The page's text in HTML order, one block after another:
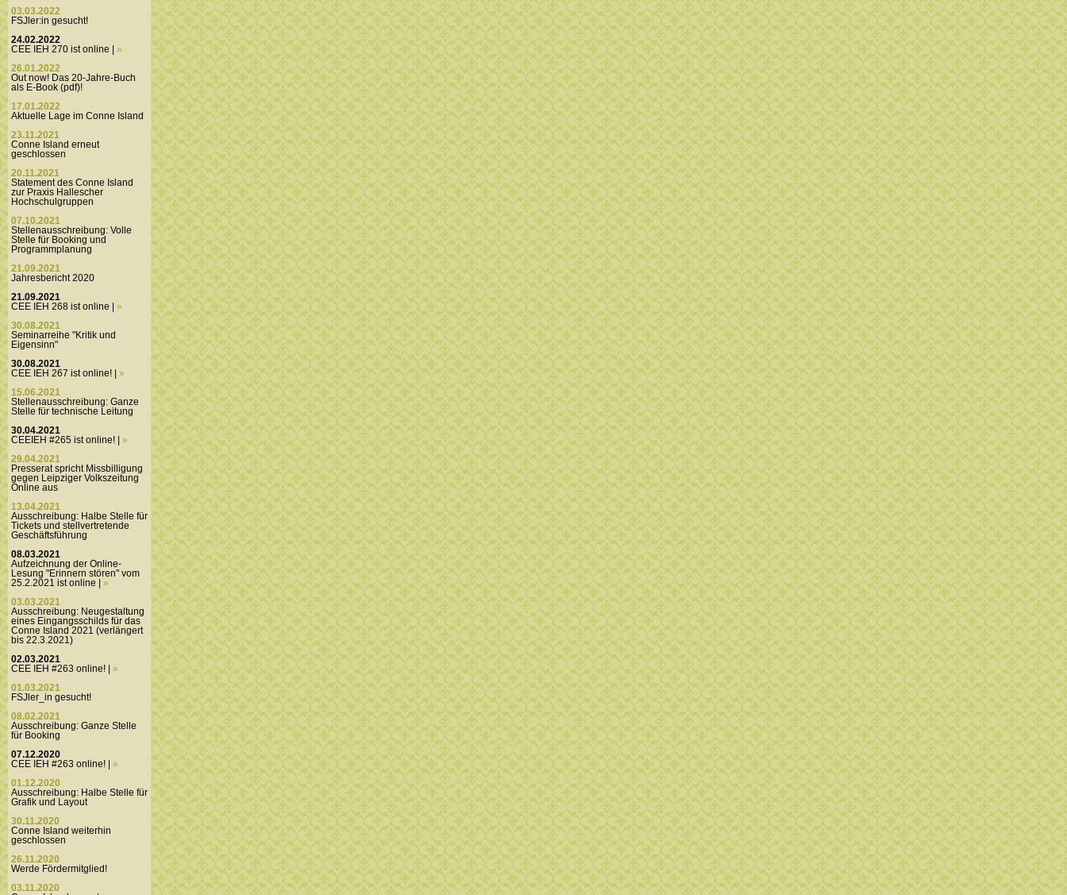
03.03.2022
FSJler:in gesucht!
24.02.2022
CEE IEH 270 ist online | »
26.01.2022
Out now! Das 20-Jahre-Buch
als E-Book (pdf)!
17.01.2022
Aktuelle Lage im Conne Island
23.11.2021
Conne Island erneut
geschlossen
20.11.2021
Statement des Conne Island
zur Praxis Hallescher
Hochschulgruppen
07.10.2021
Stellenausschreibung: Volle
Stelle für Booking und
Programmplanung
21.09.2021
Jahresbericht 2020
21.09.2021
CEE IEH 268 ist online | »
30.08.2021
Seminarreihe "Kritik und
Eigensinn"
30.08.2021
CEE IEH 267 ist online! | »
15.06.2021
Stellenausschreibung: Ganze
Stelle für technische Leitung
30.04.2021
CEEIEH #265 ist online! | »
29.04.2021
Presserat spricht Missbilligung
gegen Leipziger Volkszeitung
Online aus
13.04.2021
Ausschreibung: Halbe Stelle für
Tickets und stellvertretende
Geschäftsführung
08.03.2021
Aufzeichnung der Online-
Lesung "Erinnern stören" vom
25.2.2021 ist online | »
03.03.2021
Ausschreibung: Neugestaltung
eines Eingangsschilds für das
Conne Island 2021 (verlängert
bis 22.3.2021)
02.03.2021
CEE IEH #263 online! | »
01.03.2021
FSJler_in gesucht!
08.02.2021
Ausschreibung: Ganze Stelle
für Booking
07.12.2020
CEE IEH #263 online! | »
01.12.2020
Ausschreibung: Halbe Stelle für
Grafik und Layout
30.11.2020
Conne Island weiterhin
geschlossen
26.11.2020
Werde Fördermitglied!
03.11.2020